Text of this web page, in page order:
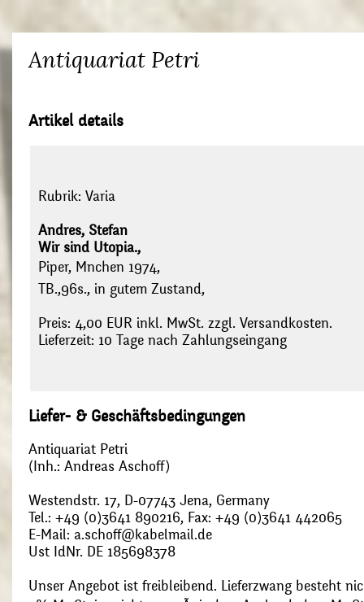
Antiquariat Petri
Artikel details
Rubrik: Varia
Andres, Stefan
Wir sind Utopia.,
Piper, Mnchen 1974,
TB.,96s., in gutem Zustand,
Preis: 4,00 EUR inkl. MwSt. zzgl. Versandkosten.
Lieferzeit: 10 Tage nach Zahlungseingang
Liefer- & Geschäftsbedingungen
Antiquariat Petri
(Inh.: Andreas Aschoff)
Westendstr. 17, D-07743 Jena, Germany
Tel.: +49 (0)3641 890216, Fax: +49 (0)3641 442065
E-Mail: a.schoff@kabelmail.de
Ust IdNr. DE 185698378
Unser Angebot ist freibleibend. Lieferzwang besteht